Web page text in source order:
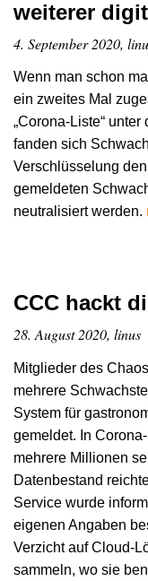
weiterer
4. September 2020,
Wenn man schon
ein zweites Mal
„Corona-Liste“
fanden sich
Verschlüsselung
gemeldeten
neutralisiert werden.
CCC hackt
28. August 2020, linus
Mitglieder des
mehrere
System für
gemeldet. In
mehrere Millionen
Datenbestand
Service wurde
eigenen Angaben
Verzicht auf Cloud-
sammeln, wo sie